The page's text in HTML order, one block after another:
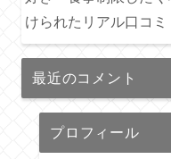
けられたリアル口コミ
最近のコメント
プロフィール